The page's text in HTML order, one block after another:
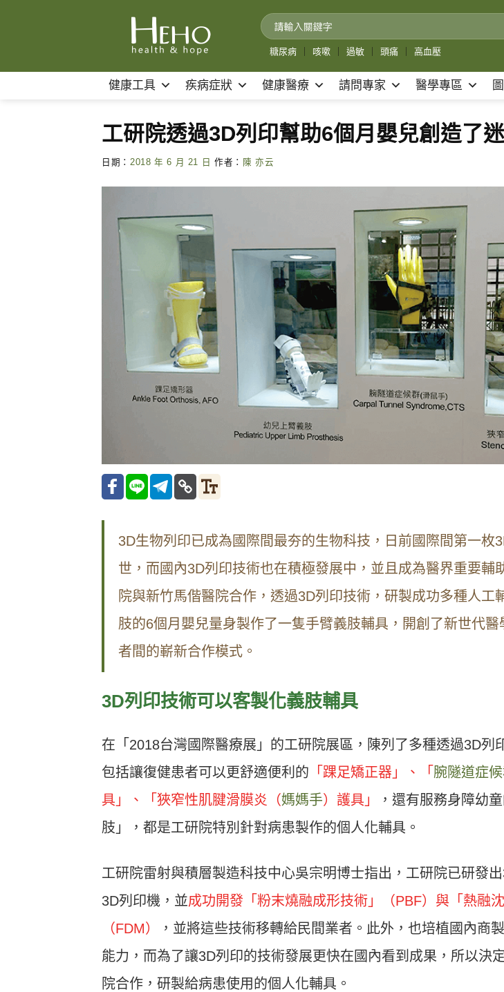
糖尿病 咳嗽 過敏 頭痛 高血壓
健康工具 疾病症狀 健康醫療 請問專家 醫學專區
工研院透過3D列印幫助6個月嬰兒創造了
日期： 2018 年 6 月 21 日 作者： 陳 亦云
3D生物列印已成為國際間最夯的生物科技，日前國際間第一枚
世，而國內3D列印技術也在積極發展中，並且成為醫界重要輔
院與新竹馬偕醫院合作，透過3D列印技術，研製成功多種人工
肢的6個月嬰兒量身製作了一隻手臂義肢輔具，開創了新世代
者間的嶄新合作模式。
3D列印技術可以客製化義肢輔具
在「2018台灣國際醫療展」的工研院展區，陳列了多種透過3D列
包括讓復健患者可以更舒適便利的 「踝足矯正器」、「 腕隧道症
具」、「狹窄性肌腱滑膜炎（媽媽手）護具」
，還有服務身障幼
肢」，都是工研院特別針對病患製作的個人化輔具。
工研院雷射與積層製造科技中心吳宗明博士指出，工研院已研發
3D列印機，並成功開發「粉末燒融成形技術」（PBF）與「熱融沈
（FDM）
，並將這些技術移轉給民間業者。此外，也培植國內商
能力，而為了讓3D列印的技術發展更快在國內看到成果，所以決
院合作，研製給病患使用的個人化輔具。